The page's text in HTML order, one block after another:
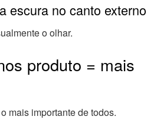
escura no canto externo
o olhar.
produto = mais
mais importante de todos.